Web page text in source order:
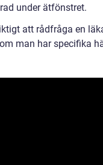
under ätfönstret.
att rådfråga en
man har specifika